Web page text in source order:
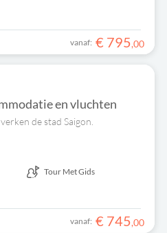
vanaf: € 795,00
en vluchten
de stad Saigon.
Tour Met Gids
vanaf: € 745,00